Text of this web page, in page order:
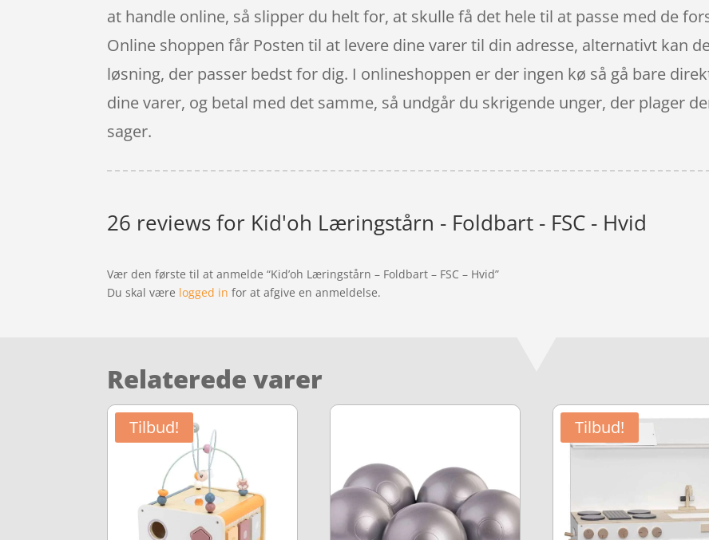
at handle online, så slipper du helt for, at skulle få det hele til at passe med de
Online shoppen får Posten til at levere dine varer til din adresse, alternativt kan
løsning, der passer bedst for dig. I onlineshoppen er der ingen kø så gå bare
dine varer, og betal med det samme, så undgår du skrigende unger, der plager
sager.
26 reviews for Kid'oh Læringstårn - Foldbart - FSC - Hvid
Vær den første til at anmelde “Kid’oh Læringstårn – Foldbart – FSC – Hvid”
Du skal være logged in for at afgive en anmeldelse.
Relaterede varer
Tilbud! Tilbud!